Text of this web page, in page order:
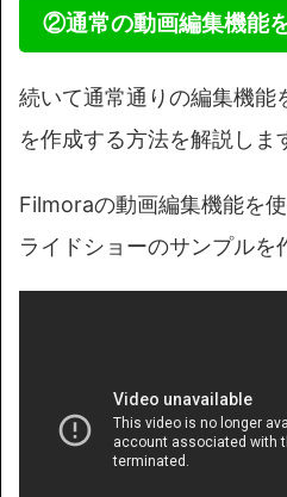
②通常の動画編集機能
続いて通常通りの編集機能
を作成する方法を解説しま
Filmoraの動画編集機能を
ライドショーのサンプルを